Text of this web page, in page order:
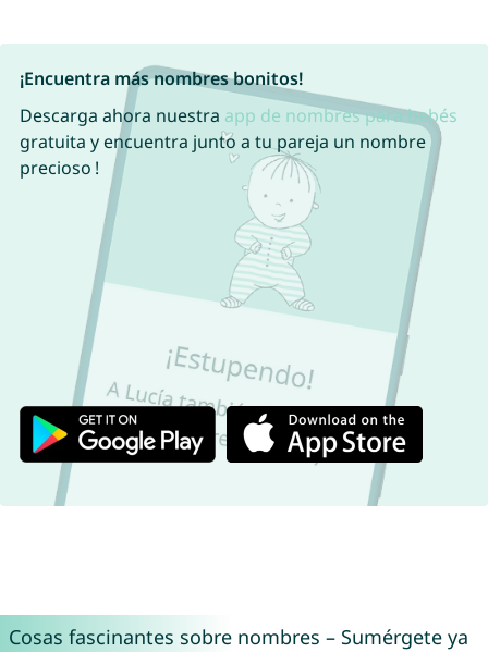
¡Encuentra más nombres bonitos!
Descarga ahora nuestra app de nombres para bebés
gratuita y encuentra junto a tu pareja un nombre
precioso !
Cosas fascinantes sobre nombres – Sumérgete ya